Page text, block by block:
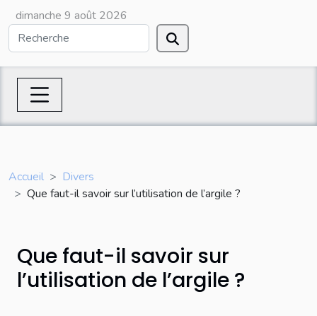
dimanche 9 août 2026
Accueil
Divers
Que faut-il savoir sur l’utilisation de l’argile ?
Que faut-il savoir sur
l’utilisation de l’argile ?